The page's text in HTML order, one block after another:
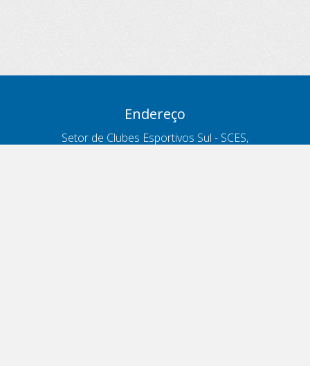
Endereço
Setor de Clubes Esportivos Sul - SCES,